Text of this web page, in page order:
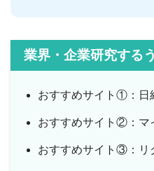
業界・企業研究する
おすすめサイト①：日
おすすめサイト②：マ
おすすめサイト③：リ